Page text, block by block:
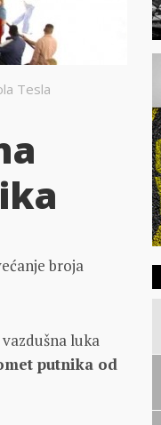
Tesla
broja
luka
putnika od